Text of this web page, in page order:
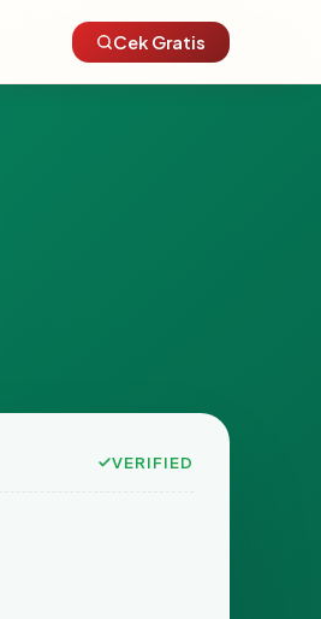
Cek Gratis
VERIFIED